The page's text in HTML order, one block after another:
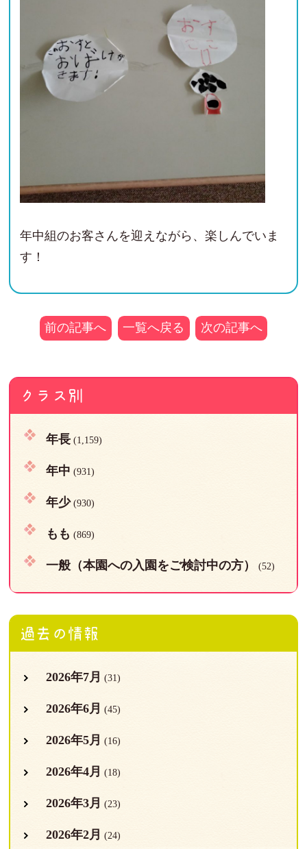
年中組のお客さんを迎えながら、楽しんでいま
す！
前の記事へ 一覧へ戻る 次の記事へ
クラス別
年長(1,159)
年中 (931)
年少(930)
もも (869)
一般（本園への入園をご検討中の方） (52)
過去の情報
2026年7月 (31)
2026年6月 (45)
2026年5月 (16)
2026年4月 (18)
2026年3月 (23)
2026年2月 (24)